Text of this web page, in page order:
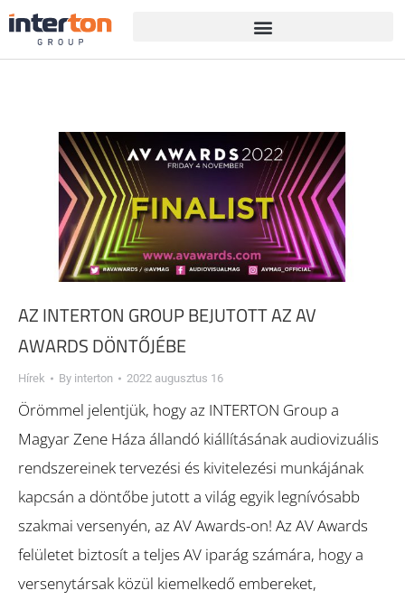
AZ INTERTON GROUP BEJUTOTT AZ AV
AWARDS DÖNTŐJÉBE
Hírek By interton 2022 augusztus 16
Örömmel jelentjük, hogy az INTERTON Group a
Magyar Zene Háza állandó kiállításának audiovizuális
rendszereinek tervezési és kivitelezési munkájának
kapcsán a döntőbe jutott a világ egyik legnívósabb
szakmai versenyén, az AV Awards-on! Az AV Awards
felületet biztosít a teljes AV iparág számára, hogy a
versenytársak közül kiemelkedő embereket,